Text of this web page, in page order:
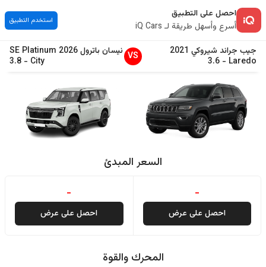
احصل على التطبيق
أسرع وأسهل طريقة لـ iQ Cars
استخدم التطبيق
جيب جراند شيروكي 2021
Laredo
-
3.6
VS نيسان باترول2026
SE Platinum
City
-
3.8
السعر المبدئ
-
احصل على عرض
-
احصل على عرض
المحرك والقوة